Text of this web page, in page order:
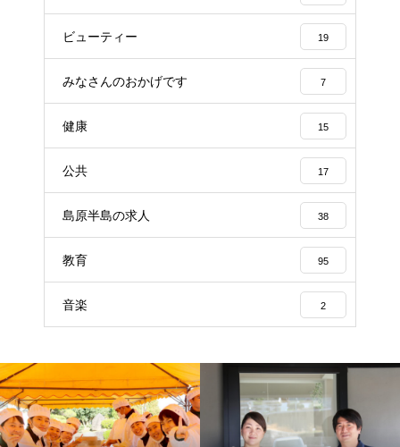
ビューティー 19
みなさんのおかげです 7
健康 15
公共 17
島原半島の求人 38
教育 95
音楽 2